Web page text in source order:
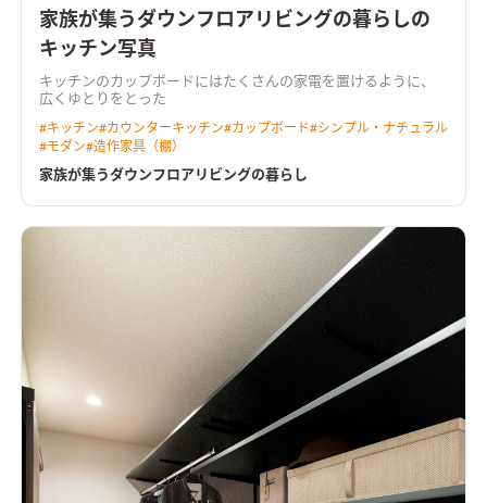
家族が集うダウンフロアリビングの暮らしの
キッチン写真
キッチンのカップボードにはたくさんの家電を置けるように、
広くゆとりをとった
#キッチン#カウンターキッチン#カップボード#シンプル・ナチュラル
#モダン#造作家具（棚）
家族が集うダウンフロアリビングの暮らし